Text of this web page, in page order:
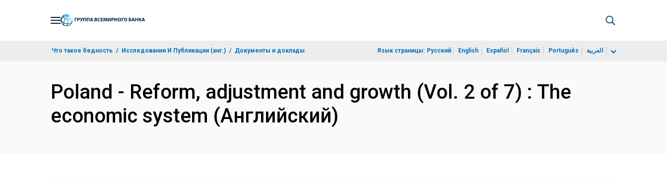
Что такое бедность Исследования И Публикации (анг.) Документы и доклады Язык страницы: Русский English Español Français Português العربية
Poland - Reform, adjustment and growth (Vol. 2 of 7) : The
economic system (Английский)